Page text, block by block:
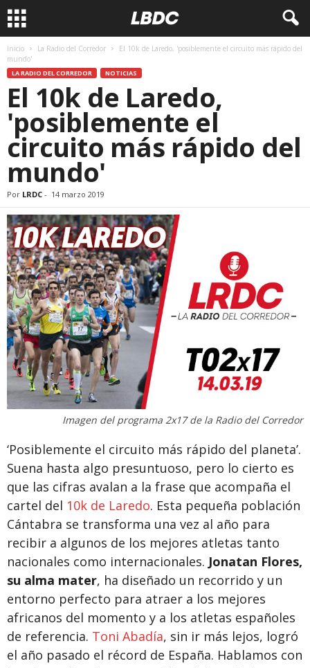
Inicio La Radio del Corredor
El 10k de Laredo, 'posiblemente el circuito más rápido del
mundo'
LA RADIO DEL CORREDOR NOTICIAS
El 10k de Laredo,
'posiblemente el
circuito más rápido del
mundo'
Por LRDC - 14 marzo 2019
Imagen del programa 2x17 de la Radio del Corredor
‘Posiblemente el circuito más rápido del planeta’.
Suena hasta algo presuntuoso, pero lo cierto es
que las cifras avalan a la frase que acompaña el
cartel del 10k de Laredo. Esta pequeña población
Cántabra se transforma una vez al año para
recibir a algunos de los mejores atletas tanto
nacionales como internacionales. Jonatan Flores,
su alma mater, ha diseñado un recorrido y un
entorno perfecto para atraer a los mejores
africanos del momento y a los atletas españoles
de referencia. Toni Abadía, sin ir más lejos, logró
el año pasado el récord de España. Hablamos con